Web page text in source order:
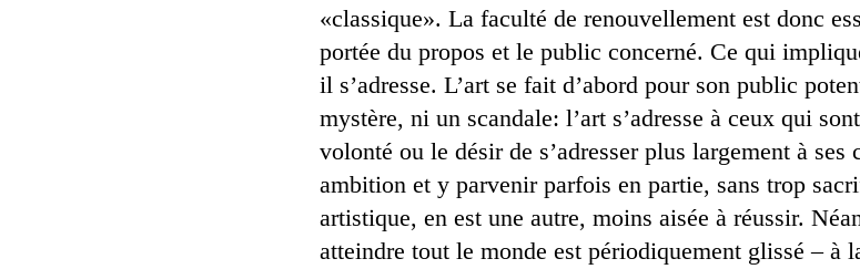
«classique». La faculté de renouvellement est donc
portée du propos et le public concerné. Ce qui
il s’adresse. L’art se fait d’abord pour son public
mystère, ni un scandale: l’art s’adresse à ceux qui
volonté ou le désir de s’adresser plus largement à ses
ambition et y parvenir parfois en partie, sans trop
artistique, en est une autre, moins aisée à réussir.
atteindre tout le monde est périodiquement glissé – à